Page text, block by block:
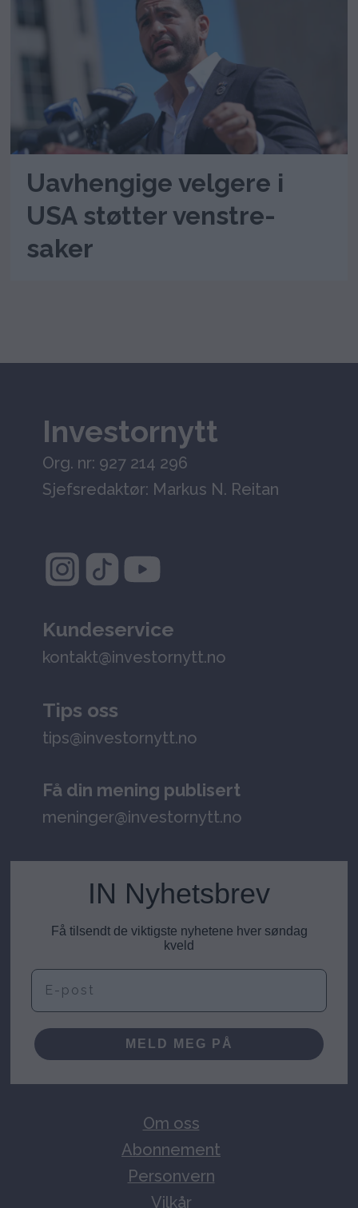
Uavhengige velgere i
USA støtter venstre-
saker
Investornytt
Org. nr: 927 214 296
Sjefsredaktør: Markus N. Reitan
Kundeservice
kontakt@investornytt.no
Tips oss
tips@investornytt.no
Få din mening publisert
meninger@investornytt.no
IN Nyhetsbrev
Få tilsendt de viktigste nyhetene hver søndag
kveld
E-post
MELD MEG PÅ
Om oss
Abonnement
Personvern
Vilkår